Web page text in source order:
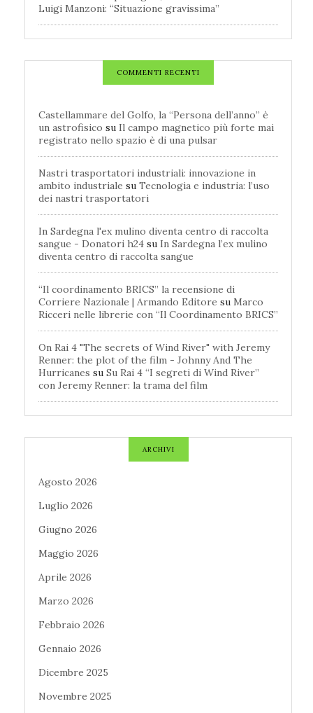
Luigi Manzoni: “Situazione gravissima”
COMMENTI RECENTI
Castellammare del Golfo, la “Persona dell’anno” è
un astrofisico su Il campo magnetico più forte mai
registrato nello spazio è di una pulsar
Nastri trasportatori industriali: innovazione in
ambito industriale su Tecnologia e industria: l’uso
dei nastri trasportatori
In Sardegna l'ex mulino diventa centro di raccolta
sangue - Donatori h24 su In Sardegna l’ex mulino
diventa centro di raccolta sangue
“Il coordinamento BRICS” la recensione di
Corriere Nazionale | Armando Editore su Marco
Ricceri nelle librerie con “Il Coordinamento BRICS”
On Rai 4 "The secrets of Wind River" with Jeremy
Renner: the plot of the film - Johnny And The
Hurricanes su Su Rai 4 “I segreti di Wind River”
con Jeremy Renner: la trama del film
ARCHIVI
Agosto 2026
Luglio 2026
Giugno 2026
Maggio 2026
Aprile 2026
Marzo 2026
Febbraio 2026
Gennaio 2026
Dicembre 2025
Novembre 2025